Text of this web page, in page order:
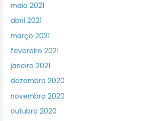
maio 2021
abril 2021
março 2021
fevereiro 2021
janeiro 2021
dezembro 2020
novembro 2020
outubro 2020